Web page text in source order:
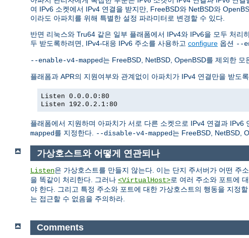
여 IPv6 소켓에서 IPv4 연결을 받지만, FreeBSD와 NetBSD와
이라도 아파치를 위해 특별한 설정 파라미터로 변경할 수 있다.
반면 리눅스와 Tru64 같은 일부 플래폼에서 IPv4와 IPv6을 모두 처리
두 받도록하려면, IPv4-대응 IPv6 주소를 사용하고 configure 옵션 --
--enable-v4-mapped는 FreeBSD, NetBSD, OpenBSD를 제외한
플래폼과 APR의 지원여부와 관계없이 아파치가 IPv4 연결만을 받도
Listen 0.0.0.0:80
Listen 192.0.2.1:80
플래폼에서 지원하며 아파치가 서로 다른 소켓으로 IPv4 연결과
mapped를 지정한다. --disable-v4-mapped는 FreeBSD, NetBSD,
가상호스트와 어떻게 연관되나
Listen은 가상호스트를 만들지 않는다. 이는 단지 주서버가 어떤 주
을 똑같이 처리한다. 그러나 <VirtualHost>로 여러 주소와 포트에
야 한다. 그리고 특정 주소와 포트에 대한 가상호스트의 행동을 지정할
는 접근할 수 없음을 주의하라.
Comments